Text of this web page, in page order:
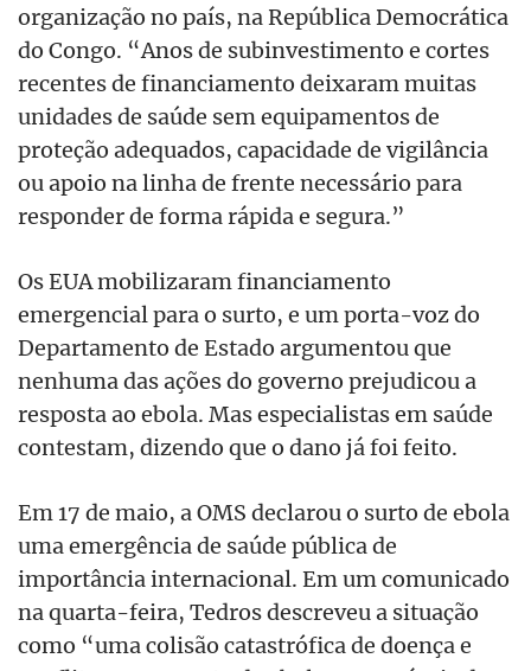
organização no país, na República Democrática
do Congo. “Anos de subinvestimento e cortes
recentes de financiamento deixaram muitas
unidades de saúde sem equipamentos de
proteção adequados, capacidade de vigilância
ou apoio na linha de frente necessário para
responder de forma rápida e segura.”
Os EUA mobilizaram financiamento
emergencial para o surto, e um porta-voz do
Departamento de Estado argumentou que
nenhuma das ações do governo prejudicou a
resposta ao ebola. Mas especialistas em saúde
contestam, dizendo que o dano já foi feito.
Em 17 de maio, a OMS declarou o surto de ebola
uma emergência de saúde pública de
importância internacional. Em um comunicado
na quarta-feira, Tedros descreveu a situação
como “uma colisão catastrófica de doença e